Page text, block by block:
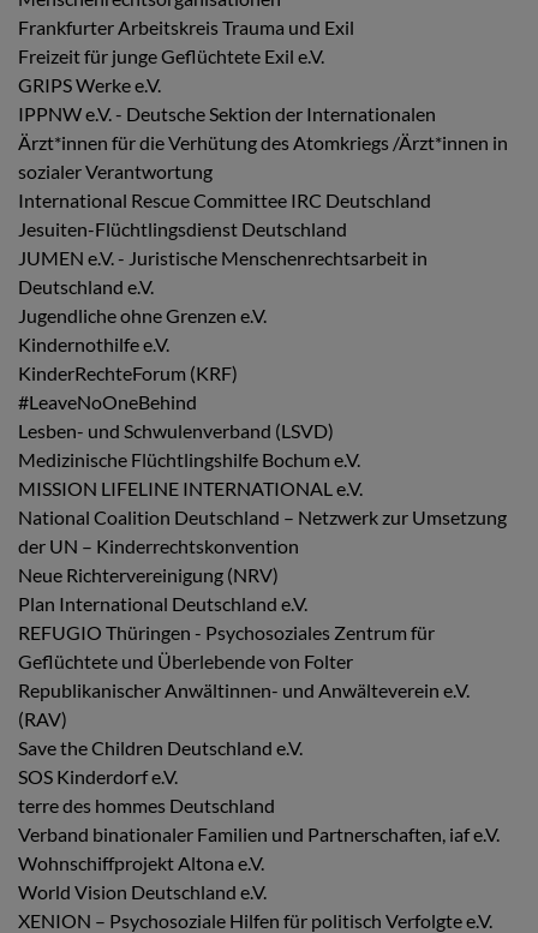
Frankfurter Arbeitskreis Trauma und Exil
Freizeit für junge Geflüchtete Exil e.V.
GRIPS Werke e.V.
IPPNW e.V. - Deutsche Sektion der Internationalen
Ärzt*innen für die Verhütung des Atomkriegs /Ärzt*innen in
sozialer Verantwortung
International Rescue Committee IRC Deutschland
Jesuiten-Flüchtlingsdienst Deutschland
JUMEN e.V. - Juristische Menschenrechtsarbeit in
Deutschland e.V.
Jugendliche ohne Grenzen e.V.
Kindernothilfe e.V.
KinderRechteForum (KRF)
#LeaveNoOneBehind
Lesben- und Schwulenverband (LSVD)
Medizinische Flüchtlingshilfe Bochum e.V.
MISSION LIFELINE INTERNATIONAL e.V.
National Coalition Deutschland – Netzwerk zur Umsetzung
der UN – Kinderrechtskonvention
Neue Richtervereinigung (NRV)
Plan International Deutschland e.V.
REFUGIO Thüringen - Psychosoziales Zentrum für
Geflüchtete und Überlebende von Folter
Republikanischer Anwältinnen- und Anwälteverein e.V.
(RAV)
Save the Children Deutschland e.V.
SOS Kinderdorf e.V.
terre des hommes Deutschland
Verband binationaler Familien und Partnerschaften, iaf e.V.
Wohnschiffprojekt Altona e.V.
World Vision Deutschland e.V.
XENION – Psychosoziale Hilfen für politisch Verfolgte e.V.